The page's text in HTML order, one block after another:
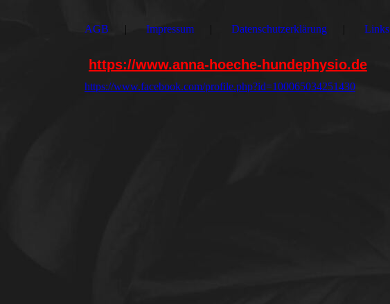
AGB Impressum Datenschutzerklärung Links
https://www.anna-hoeche-hundephysio.de
https://www.facebook.com/profile.php?id=100065034251430